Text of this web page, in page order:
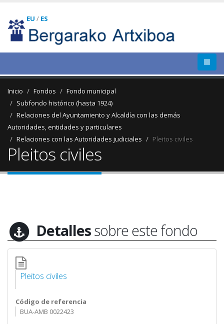
EU / ES
Inicio Fondos
Fondo municipal
Subfondo histórico (hasta 1924)
Relaciones del Ayuntamiento y Alcaldía con las demás
Autoridades, entidades y particulares
Relaciones con las Autoridades judiciales
Pleitos civiles
Pleitos civiles
Detallessobre este fondo
Pleitos civiles
Código de referencia
BUA-AMB 0022423